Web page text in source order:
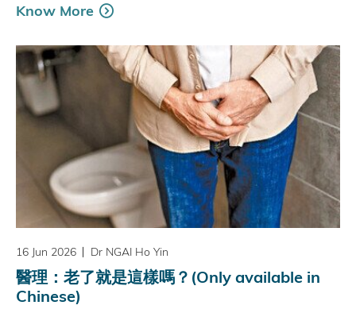
Know More
16 Jun 2026 Dr NGAI Ho Yin
醫理：老了就是這樣嗎？(Only available in
Chinese)